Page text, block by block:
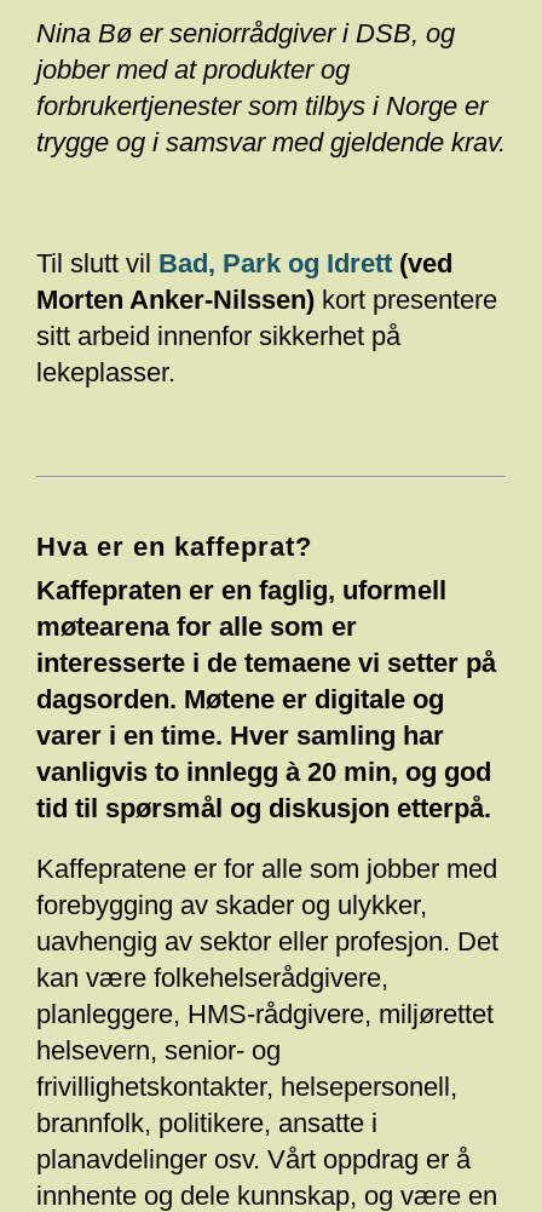
Nina Bø er seniorrådgiver i DSB, og
jobber med at produkter og
forbrukertjenester som tilbys i Norge er
trygge og i samsvar med gjeldende krav.
Til slutt vil Bad, Park og Idrett(ved
Morten Anker-Nilssen)kort presentere
sitt arbeid innenfor sikkerhet på
lekeplasser.
Hva er en kaffeprat?
Kaffepraten er en faglig, uformell
møtearena for alle som er
interesserte i de temaene vi setter på
dagsorden. Møtene er digitale og
varer i en time. Hver samling har
vanligvis to innlegg à 20 min, og god
tid til spørsmål og diskusjon etterpå.
Kaffepratene er for alle som jobber med
forebygging av skader og ulykker,
uavhengig av sektor eller profesjon. Det
kan være folkehelserådgivere,
planleggere, HMS-rådgivere, miljørettet
helsevern, senior- og
frivillighetskontakter, helsepersonell,
brannfolk, politikere, ansatte i
planavdelinger osv. Vårt oppdrag er å
innhente og dele kunnskap, og være en